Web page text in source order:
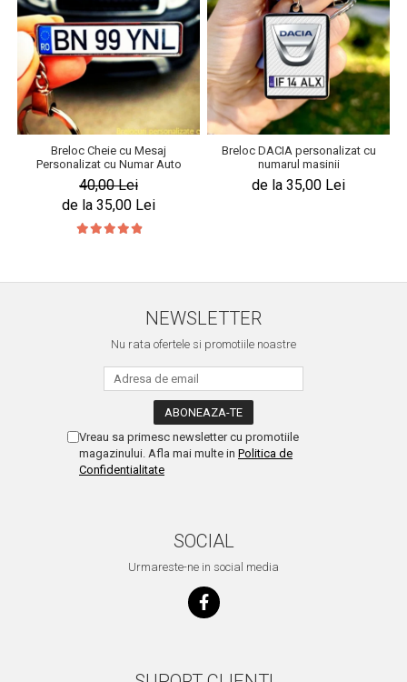
Breloc Cheie cu Mesaj
Personalizat cu Numar Auto
40,00 Lei
de la 35,00 Lei
Breloc DACIA personalizat cu
numarul masinii
de la 35,00 Lei
NEWSLETTER
Nu rata ofertele si promotiile noastre
Vreau sa primesc newsletter cu promotiile
magazinului. Afla mai multe in Politica de
Confidentialitate
SOCIAL
Urmareste-ne in social media